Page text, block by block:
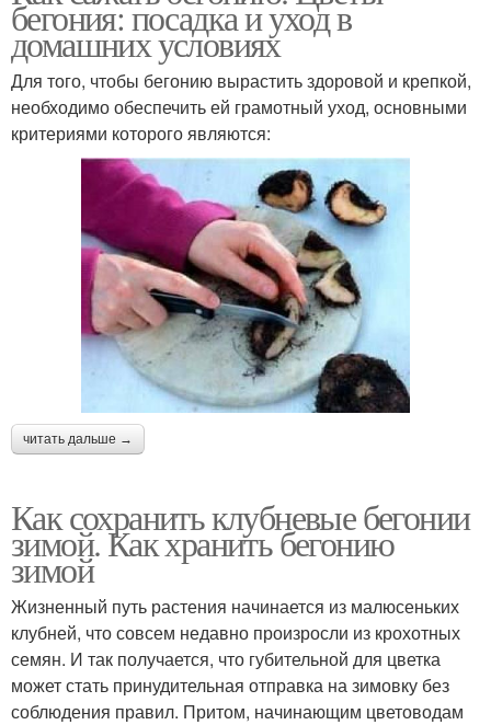
бегония: посадка и уход в
домашних условиях
Для того, чтобы бегонию вырастить здоровой и крепкой,
необходимо обеспечить ей грамотный уход, основными
критериями которого являются:
читать дальше →
Как сохранить клубневые бегонии
зимой. Как хранить бегонию
зимой
Жизненный путь растения начинается из малюсеньких
клубней, что совсем недавно произросли из крохотных
семян. И так получается, что губительной для цветка
может стать принудительная отправка на зимовку без
соблюдения правил. Притом, начинающим цветоводам